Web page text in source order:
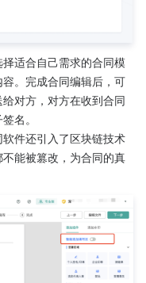
适合自己需求的合同模
。完成合同编辑后，可
对方，对方在收到合同
名。
件还引入了区块链技术
能被篡改，为合同的真